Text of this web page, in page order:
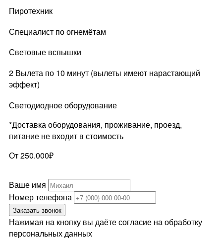
Пиротехник
Специалист по огнемётам
Световые вспышки
2 Вылета по 10 минут (вылеты имеют нарастающий
эффект)
Светодиодное оборудование
*Доставка оборудования, проживание, проезд,
питание не входит в стоимость
От 250.000₽
Ваше имя
Номер телефона
Заказать звонок
Нажимая на кнопку вы даёте согласие на обработку
персональных данных